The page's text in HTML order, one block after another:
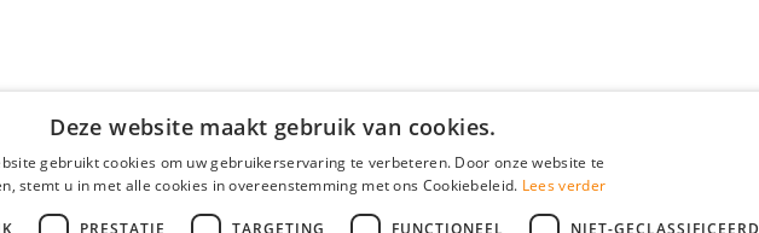
Deze website maakt gebruik van cookies.
gebruikt cookies om uw gebruikerservaring te verbeteren. Door onze website te
stemt u in met alle cookies in overeenstemming met ons Cookiebeleid. Lees verder
PRESTATIE TARGETING FUNCTIONEEL NIET-GECLASSIFICEERD